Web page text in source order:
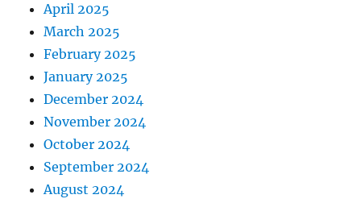
April 2025
March 2025
February 2025
January 2025
December 2024
November 2024
October 2024
September 2024
August 2024